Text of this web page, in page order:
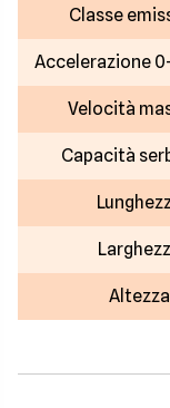
Classe
Accelerazione
Velocità
Capacità
Altezza